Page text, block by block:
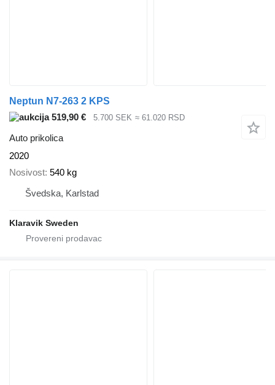
Neptun N7-263 2 KPS
519,90 €
5.700 SEK ≈ 61.020 RSD
Auto prikolica
2020
Nosivost 540 kg
Švedska, Karlstad
Klaravik Sweden